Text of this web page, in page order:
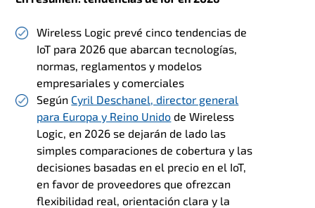
Wireless Logic prevé cinco tendencias de
IoT para 2026 que abarcan tecnologías,
normas, reglamentos y modelos
empresariales y comerciales
Según Cyril Deschanel, director general
para Europa y Reino Unido de Wireless
Logic, en 2026 se dejarán de lado las
simples comparaciones de cobertura y las
decisiones basadas en el precio en el IoT,
en favor de proveedores que ofrezcan
flexibilidad real, orientación clara y la